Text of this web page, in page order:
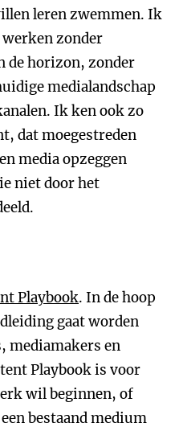
leren zwemmen. Ik
zonder
de horizon, zonder
medialandschap
Ik ken ook zo
dat moegestreden
media opzeggen
niet door het
Playbook. In de hoop
gaat worden
mediamakers en
Playbook is voor
wil beginnen, of
bestaand medium